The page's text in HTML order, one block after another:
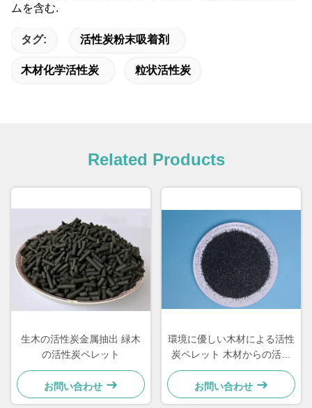
ムを含む.
タグ: 活性炭粉末吸着剤
木材化学活性炭 粒状活性炭
Related Products
生木の活性炭金属抽出 緑木
の活性炭ペレット
お問い合わせ
環境に優しい木材による活性
炭ペレット 木材からの活性
炭
お問い合わせ